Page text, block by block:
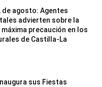
de agosto: Agentes
advierten sobre la
precaución en los
de Castilla-La
sus Fiestas